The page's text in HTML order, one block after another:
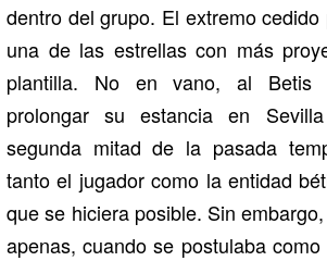
dentro del grupo. El extremo
una de las estrellas con más
plantilla. No en vano, al Betis
prolongar su estancia en
segunda mitad de la pasada
tanto el jugador como la entidad
que se hiciera posible. Sin
apenas, cuando se postulaba